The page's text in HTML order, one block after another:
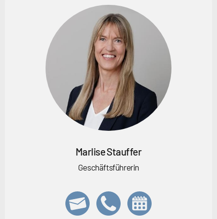
Marlise Stauffer
Geschäftsführerin